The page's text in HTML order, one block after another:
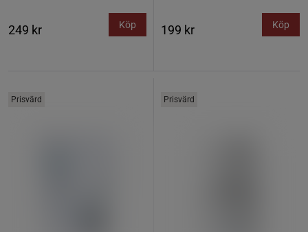
249 kr Köp 199 kr Köp
Prisvärd Prisvärd